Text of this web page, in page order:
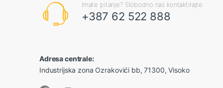
Imate pitanje? Slobodno nas kontaktirajte.
+387 62 522 888
Adresa centrale:
Industrijska zona Ozrakovići bb, 71300, Visoko